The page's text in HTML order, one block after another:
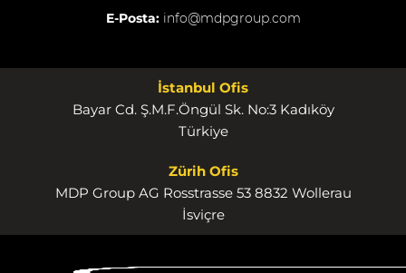
E-Posta: info@mdpgroup.com
İstanbul Ofis
Bayar Cd. Ş.M.F.Öngül Sk. No:3 Kadıköy
Türkiye
Zürih Ofis
MDP Group AG Rosstrasse 53 8832 Wollerau
İsviçre